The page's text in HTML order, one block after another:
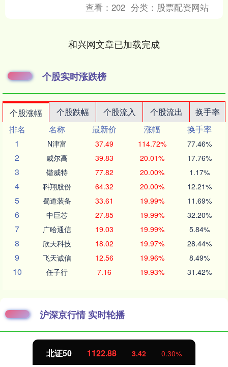
查看：202 分类： 股票配资网站
和兴网文章已加载完成
个股实时涨跌榜
个股涨幅 个股跌幅 个股流入 个股流出
换手率
排名
名称 最新价 涨幅
换手率
1
N津富 37.49 114.72% 77.46%
2 威尔高 39.83 20.01% 17.76%
3 锴威特 77.82 20.00% 1.17%
4 科翔股份 64.32 20.00% 12.21%
5 蜀道装备 33.61 19.99% 11.69%
6 中巨芯 27.85 19.99% 32.20%
7 广哈通信 19.03 19.99% 5.84%
8 欣天科技 18.02 19.97% 28.44%
9 飞天诚信 12.56 19.96% 8.49%
10 任子行 7.16 19.93% 31.42%
沪深京行情 实时轮播
北证50 1122.88 3.42 0.30%